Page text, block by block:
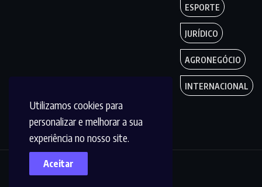
Utilizamos cookies para
personalizar e melhorar a sua
experiência no nosso site.
Aceitar
ESPORTE
JURÍDICO
AGRONEGÓCIO
INTERNACIONAL